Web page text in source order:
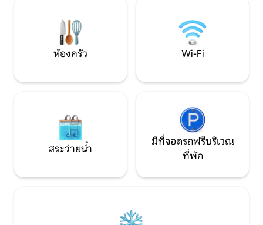
หรือลูกชายที่ยังไม่ได้แต่งงาน
ที่ผ่อนคลาย
ห้องครัว Wi-Fi
สระว่ายน้ำ
มีที่จอดรถฟรีบริเวณ
ที่พัก